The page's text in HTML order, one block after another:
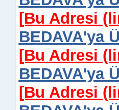
[Bu Adresi
BEDAVA'ya
[Bu Adresi
BEDAVA'ya
[Bu Adresi